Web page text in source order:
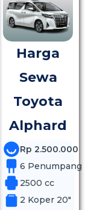
Harga
Sewa
Toyota
Alphard
Rp 2.500.000
6 Penumpang
2500 cc
2 Koper 20"